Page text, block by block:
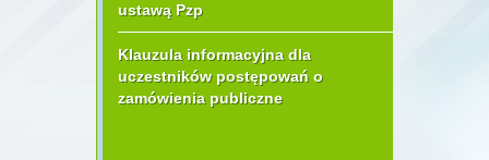
ustawą Pzp
Klauzula informacyjna dla
uczestników postępowań o
zamówienia publiczne